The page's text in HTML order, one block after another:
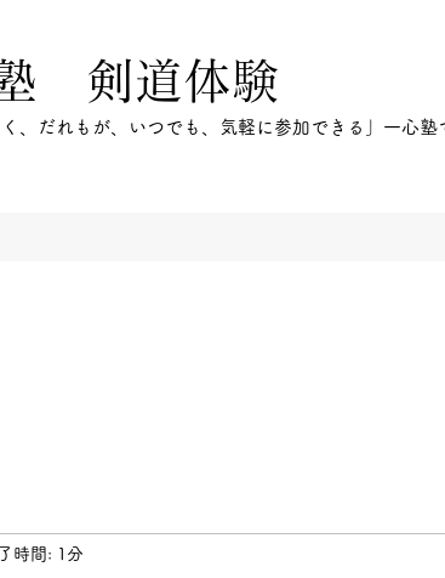
剣道体験
、だれもが、いつでも、気軽に参加できる」一心塾
時間: 1分